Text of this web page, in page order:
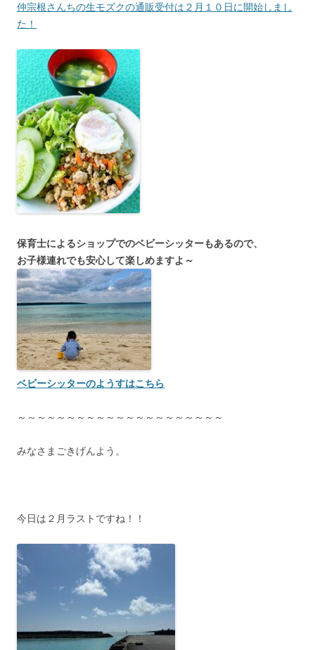
仲宗根さんちの生モズクの通販受付は２月１０日に開始しまし
た！
保育士によるショップでのベビーシッターもあるので、
お子様連れでも安心して楽しめますよ～
ベビーシッターのようすはこちら
～～～～～～～～～～～～～～～～～～～～～
みなさまごきげんよう。
今日は２月ラストですね！！